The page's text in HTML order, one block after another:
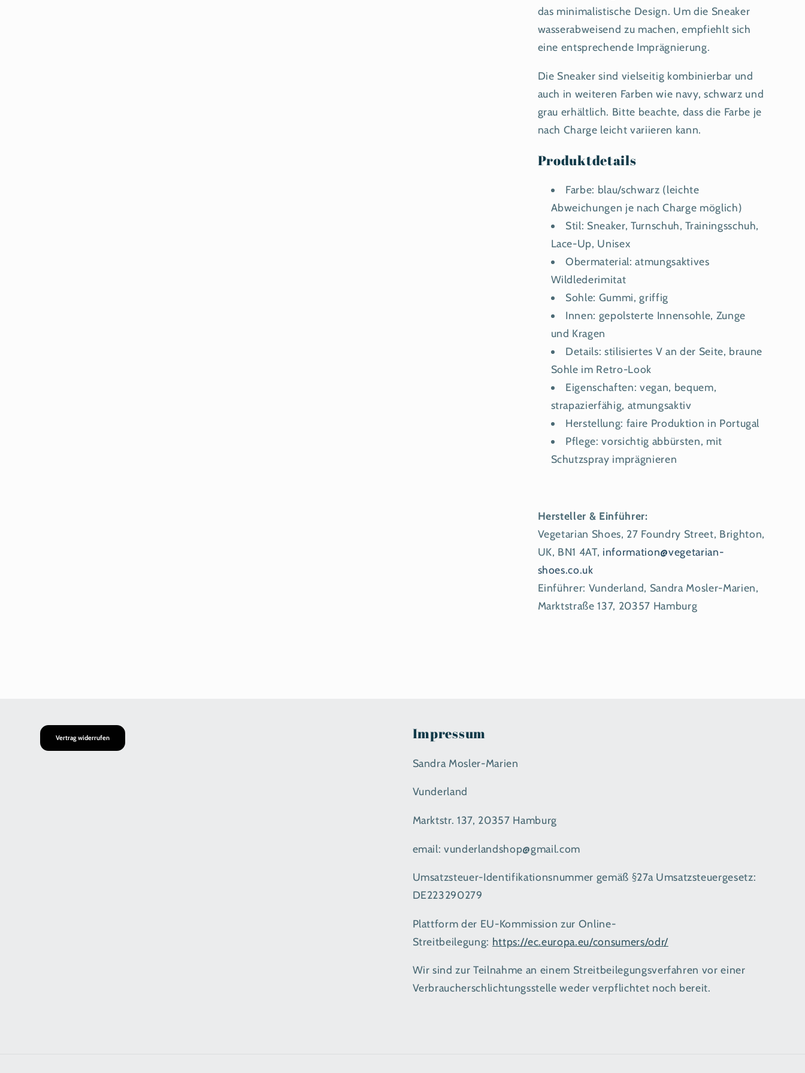
das minimalistische Design. Um die Sneaker
wasserabweisend zu machen, empfiehlt sich
eine entsprechende Imprägnierung.
Die Sneaker sind vielseitig kombinierbar und
auch in weiteren Farben wie navy, schwarz und
grau erhältlich. Bitte beachte, dass die Farbe je
nach Charge leicht variieren kann.
Produktdetails
Farbe: blau/schwarz (leichte
Abweichungen je nach Charge möglich)
Stil: Sneaker, Turnschuh, Trainingsschuh,
Lace-Up, Unisex
Obermaterial: atmungsaktives
Wildlederimitat
Sohle: Gummi, griffig
Innen: gepolsterte Innensohle, Zunge
und Kragen
Details: stilisiertes V an der Seite, braune
Sohle im Retro-Look
Eigenschaften: vegan, bequem,
strapazierfähig, atmungsaktiv
Herstellung: faire Produktion in Portugal
Pflege: vorsichtig abbürsten, mit
Schutzspray imprägnieren
Hersteller & Einführer:
Vegetarian Shoes, 27 Foundry Street, Brighton,
UK, BN1 4AT, information@vegetarian-
shoes.co.uk
Einführer: Vunderland, Sandra Mosler-Marien,
Marktstraße 137, 20357 Hamburg
Vertrag widerrufen Impressum
Sandra Mosler-Marien
Vunderland
Marktstr. 137, 20357 Hamburg
email: vunderlandshop@gmail.com
Umsatzsteuer-Identifikationsnummer gemäß §27a Umsatzsteuergesetz:
DE223290279
Plattform der EU-Kommission zur Online-
Streitbeilegung: https://ec.europa.eu/consumers/odr/
Wir sind zur Teilnahme an einem Streitbeilegungsverfahren vor einer
Verbraucherschlichtungsstelle weder verpflichtet noch bereit.